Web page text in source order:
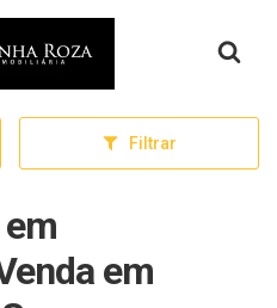
Filtrar
em